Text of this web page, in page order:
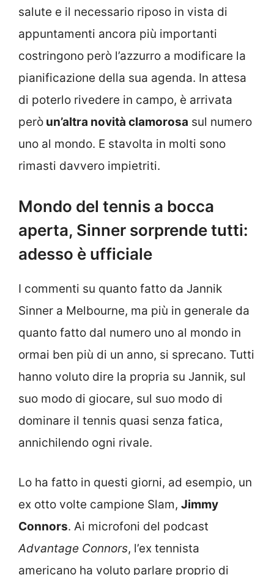
salute e il necessario riposo in vista di
appuntamenti ancora più importanti
costringono però l’azzurro a modificare la
pianificazione della sua agenda. In attesa
di poterlo rivedere in campo, è arrivata
però un’altra novità clamorosa sul numero
uno al mondo. E stavolta in molti sono
rimasti davvero impietriti.
Mondo del tennis a bocca
aperta, Sinner sorprende tutti:
adesso è ufficiale
I commenti su quanto fatto da Jannik
Sinner a Melbourne, ma più in generale da
quanto fatto dal numero uno al mondo in
ormai ben più di un anno, si sprecano. Tutti
hanno voluto dire la propria su Jannik, sul
suo modo di giocare, sul suo modo di
dominare il tennis quasi senza fatica,
annichilendo ogni rivale.
Lo ha fatto in questi giorni, ad esempio, un
ex otto volte campione Slam, Jimmy
Connors. Ai microfoni del podcast
Advantage Connors, l’ex tennista
americano ha voluto parlare proprio di